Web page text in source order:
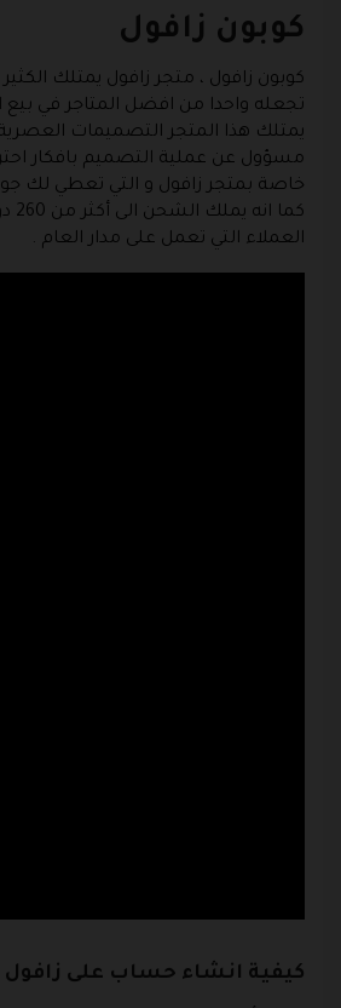
كوبون زافول
كوبون زافول ، متجر زافول يمتلك
تجعله واحدا من افضل المتاجر في بيع
يمتلك هذا المتجر التصميمات
مسؤول عن عملية التصميم بافكار
خاصة بمتجر زافول و التي تعطي لك
العملاء التي تعمل على مدار العام .
كيفية انشاء حساب على زافول